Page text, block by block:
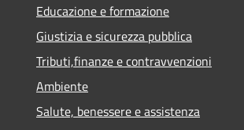
Educazione e formazione
Giustizia e sicurezza pubblica
Tributi,finanze e contravvenzioni
Ambiente
Salute, benessere e assistenza